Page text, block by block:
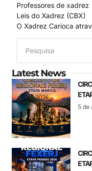
Professores de xadrez
Leis do Xadrez (CBX)
O Xadrez Carioca
Latest News
5 de